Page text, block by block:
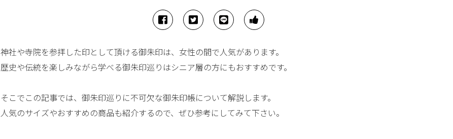
神社や寺院を参拝した印として頂ける御朱印は、女性の間で人気があります。
歴史や伝統を楽しみながら学べる御朱印巡りはシニア層の方にもおすすめです。
そこでこの記事では、御朱印巡りに不可欠な御朱印帳について解説します。
人気のサイズやおすすめの商品も紹介するので、ぜひ参考にしてみて下さい。